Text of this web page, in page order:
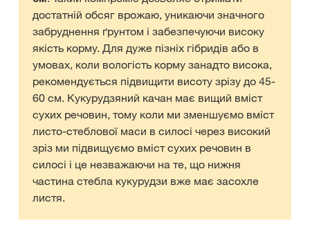
достатній обсяг врожаю, уникаючи значного
забруднення ґрунтом і забезпечуючи високу
якість корму. Для дуже пізніх гібридів або в
умовах, коли вологість корму занадто висока,
рекомендується підвищити висоту зрізу до 45-
60 см. Кукурудзяний качан має вищий вміст
сухих речовин, тому коли ми зменшуємо вміст
листо-стеблової маси в силосі через високий
зріз ми підвищуємо вміст сухих речовин в
силосі і це незважаючи на те, що нижня
частина стебла кукурудзи вже має засохле
листя.